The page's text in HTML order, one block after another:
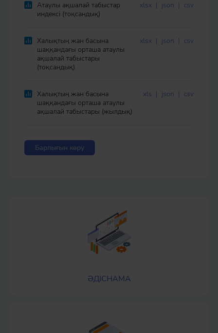
Атаулы ақшалай табыстар
индексі (тоқсандық)
xlsx | json | csv
Халықтың жан басына
шаққандағы орташа атаулы
ақшалай табыстары
(тоқсандық)
xlsx | json | csv
Халықтың жан басына
шаққандағы орташа атаулы
ақшалай табыстары (жылдық)
xls | json | csv
Барлығын көру
ӘДІСНАМА